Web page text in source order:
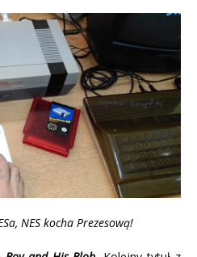
NES kocha Prezesową!